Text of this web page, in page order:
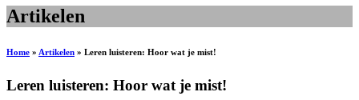
Artikelen
Home » Artikelen » Leren luisteren: Hoor wat je mist!
Leren luisteren: Hoor wat je mist!